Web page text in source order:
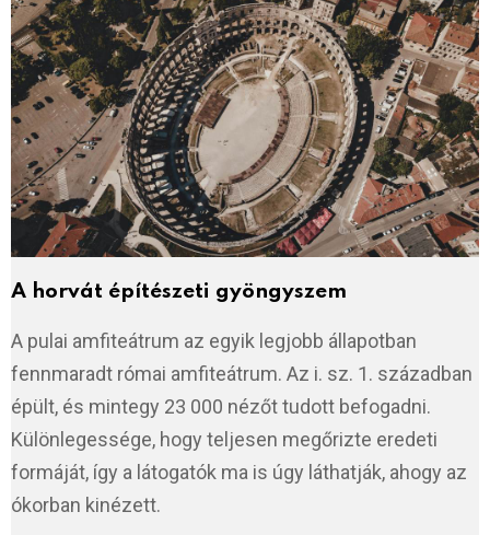
A horvát építészeti gyöngyszem
A pulai amfiteátrum az egyik legjobb állapotban
fennmaradt római amfiteátrum. Az i. sz. 1. században
épült, és mintegy 23 000 nézőt tudott befogadni.
Különlegessége, hogy teljesen megőrizte eredeti
formáját, így a látogatók ma is úgy láthatják, ahogy az
ókorban kinézett.